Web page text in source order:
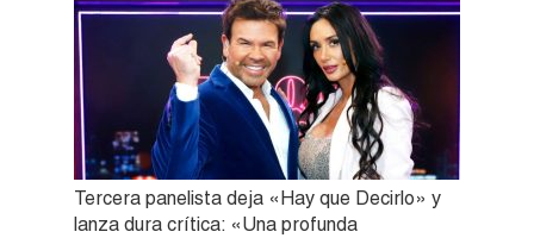
Tercera panelista deja «Hay que Decirlo» y
lanza dura crítica: «Una profunda